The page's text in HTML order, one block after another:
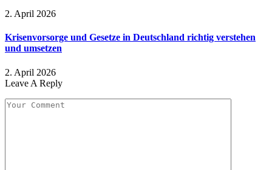
2. April 2026
Krisenvorsorge und Gesetze in Deutschland richtig verstehen
und umsetzen
2. April 2026
Leave A Reply